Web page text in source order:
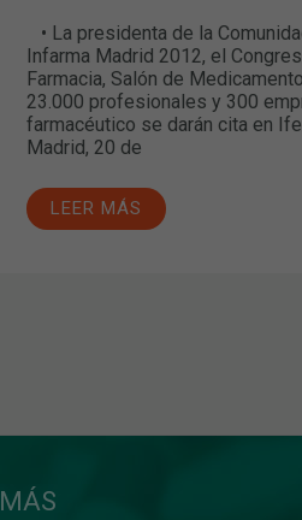
• La presidenta de la
Infarma Madrid 2012, el
Farmacia, Salón de
23.000 profesionales y 300
farmacéutico se darán cita en
Madrid, 20 de
LEER MÁS
MÁS